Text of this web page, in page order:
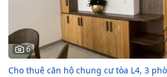
6
Cho thuê căn hộ chung cư tòa L4, 3